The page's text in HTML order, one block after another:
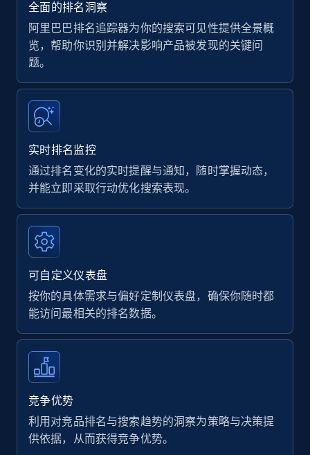
Amazon products - find products by using
upc numbers
Title, Seller name, Brand, Description, Initial
price, Currency, Availability, Reviews count, and
more.
35.3K+ 5.7K+ 立即开始
Amazon Reviews
URL, Product name, Product rating, Product
rating object, Product rating max, Rating,
Author name, Asin, and more.
Walmart - products
URL, Final price, Sku, Currency, Gtin,
Specifications, Image urls, Top reviews, and
more.
全面的排名洞察
阿里巴巴排名追踪器为你的搜索可见性提供全景概
览，帮助你识别并解决影响产品被发现的关键问
题。
实时排名监控
通过排名变化的实时提醒与通知，随时掌握动态，
并能立即采取行动优化搜索表现。
可自定义仪表盘
按你的具体需求与偏好定制仪表盘，确保你随时都
能访问最相关的排名数据。
竞争优势
利用对竞品排名与搜索趋势的洞察为策略与决策提
供依据，从而获得竞争优势。